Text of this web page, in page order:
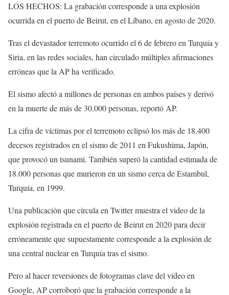
LOS HECHOS: La grabación corresponde a una explosión
ocurrida en el puerto de Beirut, en el Líbano, en agosto de 2020.
Tras el devastador terremoto ocurrido el 6 de febrero en Turquía y
Siria, en las redes sociales, han circulado múltiples afirmaciones
erróneas que la AP ha verificado.
El sismo afectó a millones de personas en ambos países y derivó
en la muerte de más de 30.000 personas, reportó AP.
La cifra de víctimas por el terremoto eclipsó los más de 18.400
decesos registrados en el sismo de 2011 en Fukushima, Japón,
que provocó un tsunami. También superó la cantidad estimada de
18.000 personas que murieron en un sismo cerca de Estambul,
Turquía, en 1999.
Una publicación que circula en Twitter muestra el video de la
explosión registrada en el puerto de Beirut en 2020 para decir
erróneamente que supuestamente corresponde a la explosión de
una central nuclear en Turquía tras el sismo.
Pero al hacer reversiones de fotogramas clave del video en
Google, AP corroboró que la grabación corresponde a la